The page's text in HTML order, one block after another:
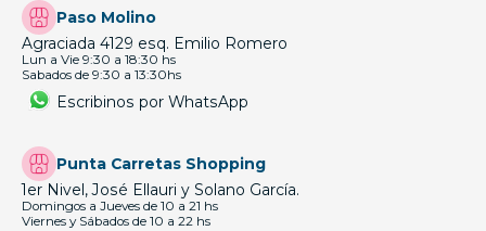
Paso Molino
Agraciada 4129 esq. Emilio Romero
Lun a Vie 9:30 a 18:30 hs
Sabados de 9:30 a 13:30hs
Escribinos por WhatsApp
Punta Carretas Shopping
1er Nivel, José Ellauri y Solano García.
Domingos a Jueves de 10 a 21 hs
Viernes y Sábados de 10 a 22 hs